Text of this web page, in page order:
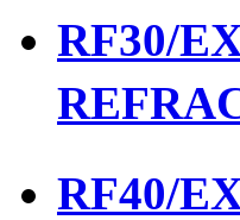
RF30/
RF40/